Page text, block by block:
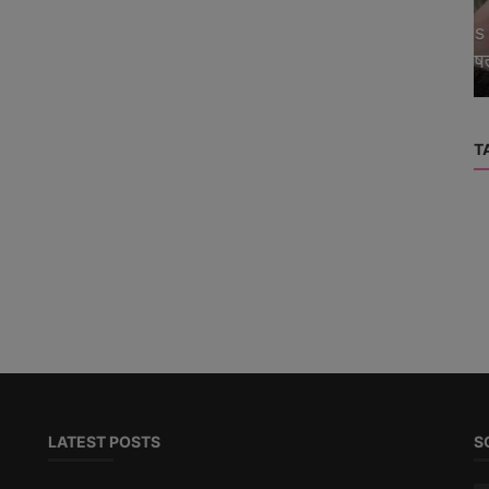
LATEST POSTS